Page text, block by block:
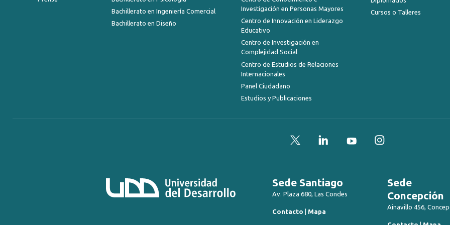
Bachillerato en Ingeniería Comercial
Bachillerato en Diseño
Investigación en Personas Mayores
Centro de Innovación en Liderazgo
Educativo
Centro de Investigación en
Complejidad Social
Centro de Estudios de Relaciones
Internacionales
Panel Ciudadano
Estudios y Publicaciones
Cursos o Talleres
Twitter LinkedInYouTubeInstagram
Sede Santiago
Av. Plaza 680, Las Condes
Contacto | Mapa
Sede
Concepción
Ainavillo 456,